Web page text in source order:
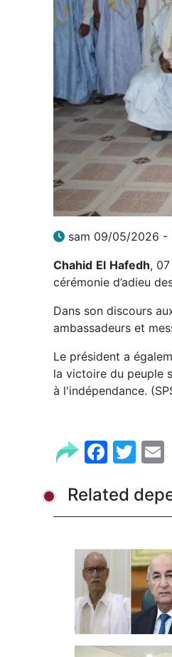
sam 09/05/2026 -
Chahid El Hafedh,
cérémonie d’adieu
Dans son discours
ambassadeurs et
Le président a
la victoire du peuple
à l'indépendance.
Related